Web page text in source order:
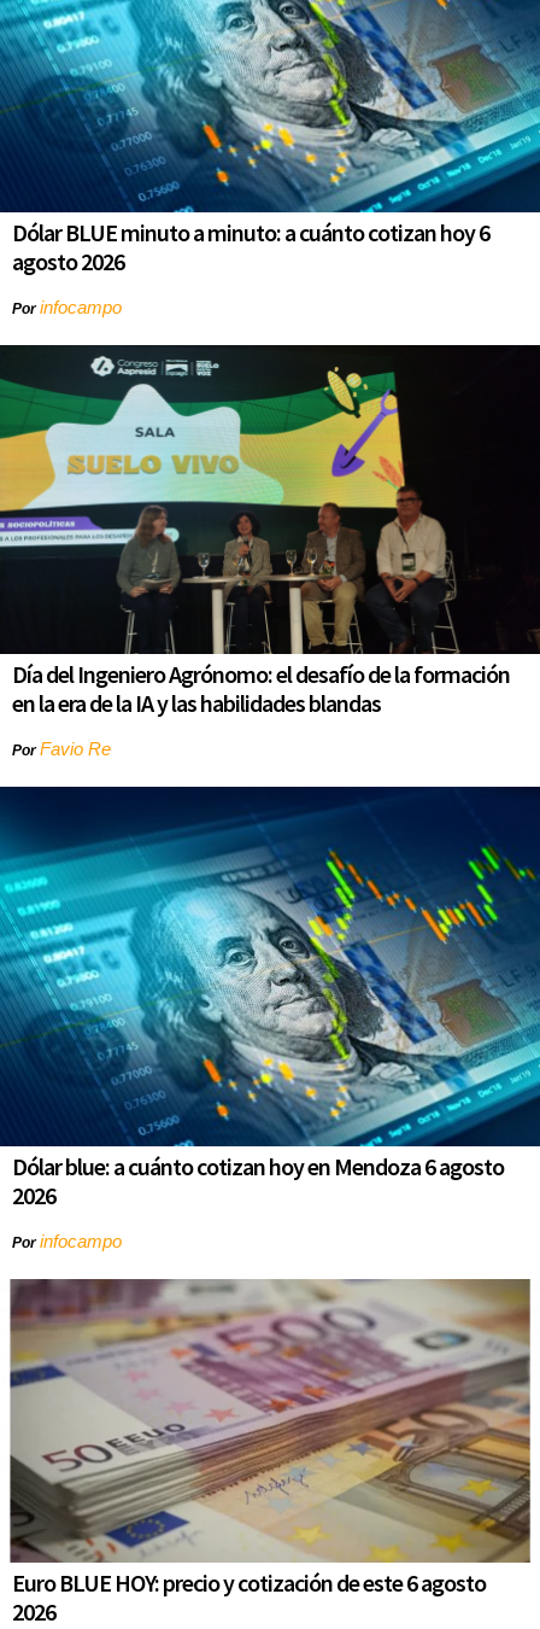
Dólar BLUE minuto a minuto: a cuánto cotizan hoy 6
agosto 2026
Porinfocampo
Día del Ingeniero Agrónomo: el desafío de la formación
en la era de la IA y las habilidades blandas
PorFavio Re
Dólar blue: a cuánto cotizan hoy en Mendoza 6 agosto
2026
Porinfocampo
Euro BLUE HOY: precio y cotización de este 6 agosto
2026